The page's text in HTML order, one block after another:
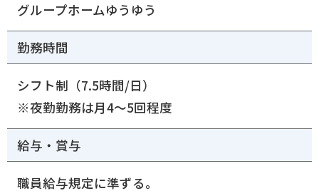
グループホームゆうゆう
勤務時間
シフト制（7.5時間/日）
※夜勤勤務は月4～5回程度
給与・賞与
職員給与規定に準ずる。